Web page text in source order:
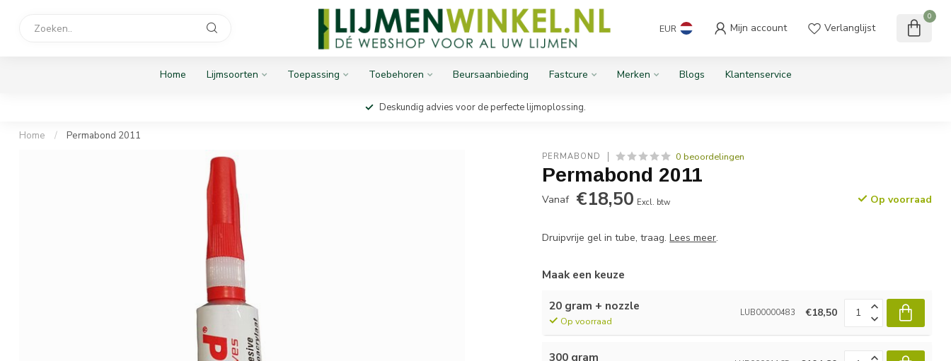
EUR Mijn account Verlanglijst
0
Home Lijmsoorten Toepassing Toebehoren Beursaanbieding Fastcure Merken Blogs Klantenservice
Deskundig advies voor de perfecte lijmoplossing.
Home / Permabond 2011
PERMABOND 0 beoordelingen
Permabond 2011
Vanaf €18,50 Excl. btw Op voorraad
Druipvrije gel in tube, traag.Lees meer.
Maak een keuze
20 gram + nozzle
Op voorraad
LUB00000483 €18,50
300 gram